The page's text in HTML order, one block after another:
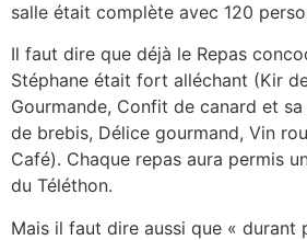
salle était complète avec 120
Il faut dire que déjà le Repas
Stéphane était fort alléchant (Kir
Gourmande, Confit de canard et
de brebis, Délice gourmand, Vin
Café). Chaque repas aura permis
du Téléthon.
Mais il faut dire aussi que « durant